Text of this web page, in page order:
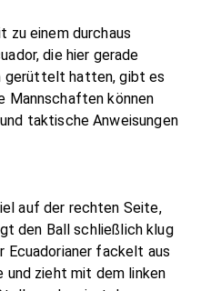
zu einem durchaus
die hier gerade
gerüttelt hatten, gibt es
Mannschaften können
taktische Anweisungen
auf der rechten Seite,
den Ball schließlich klug
Ecuadorianer fackelt aus
und zieht mit dem linken